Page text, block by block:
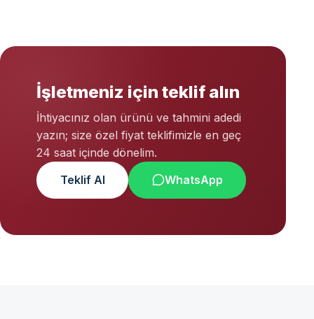
İşletmeniz için teklif alın
İhtiyacınız olan ürünü ve tahmini adedi
yazın; size özel fiyat teklifimizle en geç
24 saat içinde dönelim.
Teklif Al
WhatsApp